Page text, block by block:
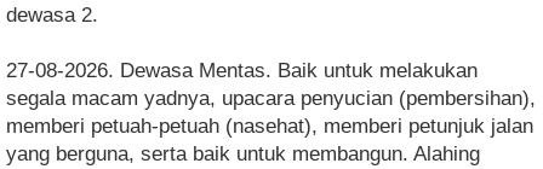
dewasa 2.
27-08-2026. Dewasa Mentas. Baik untuk melakukan
segala macam yadnya, upacara penyucian (pembersihan),
memberi petuah-petuah (nasehat), memberi petunjuk jalan
yang berguna, serta baik untuk membangun. Alahing